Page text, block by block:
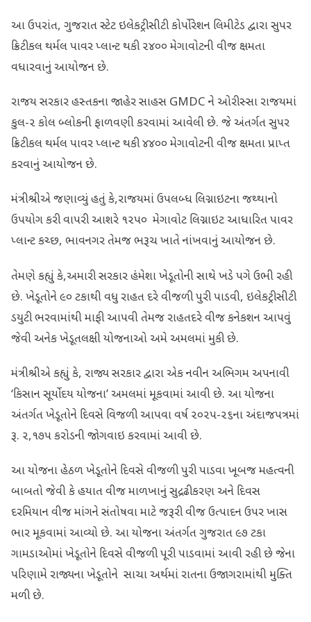
આ ઉપરાંત, ગુજરાત સ્ટેટ ઇલેકટ્રીસીટી કોર્પોરેશન લિમીટેડ દ્વારા સુપર
ક્રિટીકલ થર્મલ પાવર પ્લાન્ટ થકી ૨૪૦૦ મેગાવોટની વીજ ક્ષમતા
વધારવાનું આયોજન છે.
રાજય સરકાર હસ્તકના જાહેર સાહસ GMDC ને ઓરીસ્સા રાજયમાં
કુલ-૨ કોલ બ્લોકની ફાળવણી કરવામાં આવેલી છે. જે અંતર્ગત સુપર
ક્રિટીકલ થર્મલ પાવર પ્લાન્ટ થકી ૪૪૦૦ મેગાવોટની વીજ ક્ષમતા પ્રાપ્ત
કરવાનું આયોજન છે.
મંત્રીશ્રીએ જણાવ્યું હતું કે,રાજયમાં ઉપલબ્ધ લિગ્નાઇટના જથ્થાનો
ઉપયોગ કરી વાપરી આશરે ૧૨૫૦ મેગાવોટ લિગ્નાઇટ આધારિત પાવર
પ્લાન્ટ કચ્છ, ભાવનગર તેમજ ભરૂચ ખાતે નાંખવાનું આયોજન છે.
તેમણે કહ્યું કે,અમારી સરકાર હંમેશા ખેડૂતોની સાથે ખડે પગે ઉભી રહી
છે. ખેડૂતોને ૯૦ ટકાથી વધુ રાહત દરે વીજળી પુરી પાડવી, ઇલેકટ્રીસીટી
ડયુટી ભરવામાંથી માફી આપવી તેમજ રાહતદરે વીજ કનેકશન આપવું
જેવી અનેક ખેડૂતલક્ષી યોજનાઓ અમે અમલમાં મુકી છે.
મંત્રીશ્રીએ કહ્યું કે, રાજ્ય સરકાર દ્વારા એક નવીન અભિગમ અપનાવી
‘કિસાન સૂર્યોદય યોજના’ અમલમાં મૂકવામાં આવી છે. આ યોજના
અંતર્ગત ખેડૂતોને દિવસે વિજળી આપવા વર્ષ ૨૦૨૫-૨૬ના અંદાજપત્રમાં
રૂ. ૨,૧૭૫ કરોડની જોગવાઇ કરવામાં આવી છે.
આ યોજના હેઠળ ખેડૂતોને દિવસે વીજળી પુરી પાડવા ખૂબજ મહત્વની
બાબતો જેવી કે હયાત વીજ માળખાનું સુદ્રઢીકરણ અને દિવસ
દરમિયાન વીજ માંગને સંતોષવા માટે જરૂરી વીજ ઉત્પાદન ઉપર ખાસ
ભાર મૂકવામાં આવ્યો છે. આ યોજના અંતર્ગત ગુજરાત ૯૭ ટકા
ગામડાઓમાં ખેડૂતોને દિવસે વીજળી પૂરી પાડવામાં આવી રહી છે જેના
પરિણામે રાજ્યના ખેડૂતોને સાચા અર્થમાં રાતના ઉજાગરામાંથી મુક્તિ
મળી છે.